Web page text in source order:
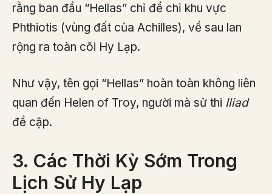
rằng ban đầu “Hellas” chỉ để chỉ khu vực
Phthiotis (vùng đất của Achilles), về sau lan
rộng ra toàn cõi Hy Lạp.
Như vậy, tên gọi “Hellas” hoàn toàn không liên
quan đến Helen of Troy, người mà sử thi Iliad
đề cập.
3. Các Thời Kỳ Sớm Trong
Lịch Sử Hy Lạp